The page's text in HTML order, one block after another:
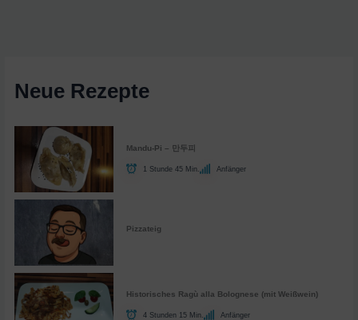
Neue Rezepte
Mandu-Pi – 만두피
1 Stunde 45 Min. Anfänger
Pizzateig
Historisches Ragù alla Bolognese (mit Weißwein)
4 Stunden 15 Min. Anfänger